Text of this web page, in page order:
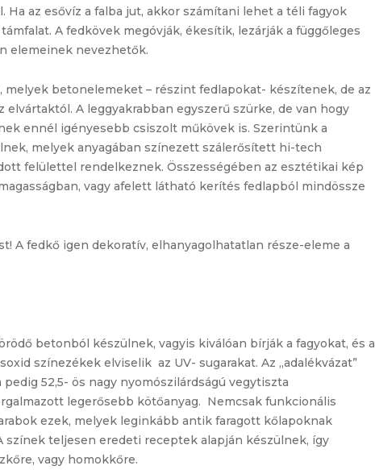
az esővíz a falba jut, akkor számítani lehet a téli fagyok
A fedkövek megóvják, ékesítik, lezárják a függőleges
elemeinek nevezhetők.
betonelemeket – részint fedlapokat- készítenek, de az
A leggyakrabban egyszerű szürke, de van hogy
ennél igényesebb csiszolt műkövek is. Szerintünk a
melyek anyagában színezett szálerősített hi-tech
felülettel rendelkeznek. Összességében az esztétikai kép
vagy afelett látható kerítés fedlapból mindössze
A fedkő igen dekoratív, elhanyagolhatatlan része-eleme a
betonból készülnek, vagyis kiválóan bírják a fagyokat, és a
színezékek elviselik az UV- sugarakat. Az „adalékvázat”
52,5- ös nagy nyomószilárdságú vegytiszta
legerősebb kötőanyag. Nemcsak funkcionális
ezek, melyek leginkább antik faragott kőlapoknak
teljesen eredeti receptek alapján készülnek, így
vagy homokkőre.